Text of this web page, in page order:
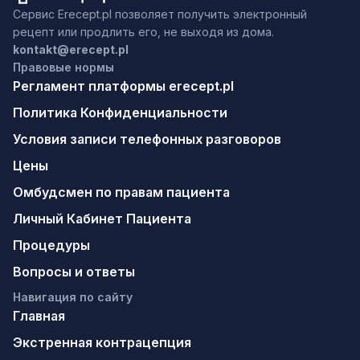
Сервис Erecept.pl позволяет получить электронный
рецепт или продлить его, не выходя из дома.
kontakt@erecept.pl
Правовые нормы
Регламент платформы erecept.pl
Политика Конфиденциальности
Условия записи телефонных разговоров
Цены
Омбудсмен по правам пациента
Личный Кабинет Пациента
Процедуры
Вопросы и ответы
Навигация по сайту
Главная
Экстренная контрацепция